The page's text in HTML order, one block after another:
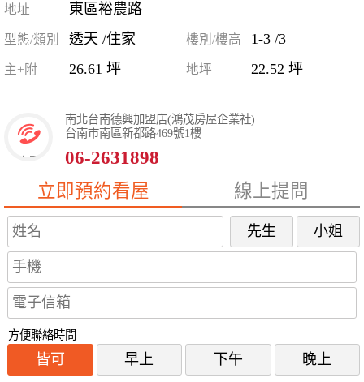
地址 東區裕農路
型態/類別 透天 /住家 樓別/樓高 1-3 /3
主+附 26.61 坪 地坪 22.52 坪
南北台南德興加盟店(鴻茂房屋企業社)
台南市南區新都路469號1樓
06-2631898
立即預約看屋
線上提問
先生 小姐
方便聯絡時間
皆可 早上 下午 晚上